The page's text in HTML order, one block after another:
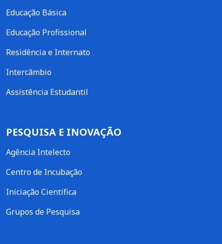
Educação Básica
Educação Profissional
Residência e Internato
Intercâmbio
Assistência Estudantil
PESQUISA E INOVAÇÃO
Agência Intelecto
Centro de Incubação
Iniciação Científica
Grupos de Pesquisa